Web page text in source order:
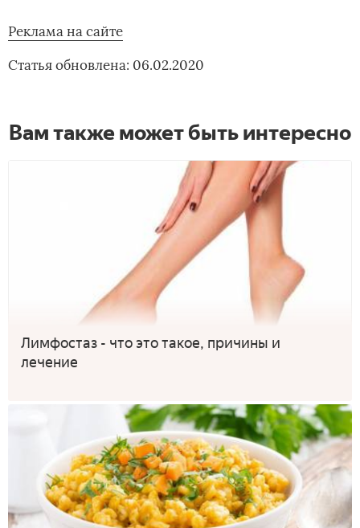
Реклама на сайте
Статья обновлена: 06.02.2020
Вам также может быть интересно
Лимфостаз - что это такое, причины и
лечение